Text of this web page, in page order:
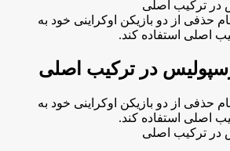
در ترکیب اصلی
حذفی از دو بازیکن اوکراینی خود به
اصلی استفاده کند.
در ترکیب اصلی
حذفی از دو بازیکن اوکراینی خود به
اصلی استفاده کند.
در ترکیب اصلی